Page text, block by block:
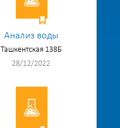
Анализ воды
Ташкентская 138Б
28/12/2022